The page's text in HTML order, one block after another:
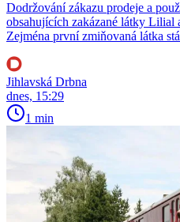
Dodržování zákazu prodeje a
obsahujících zakázané látky
Zejména první zmiňovaná látka
Jihlavská Drbna
dnes, 15:29
1 min